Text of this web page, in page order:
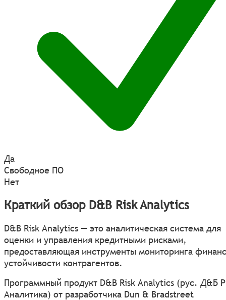
Да
Свободное ПО
Нет
Краткий обзор D&B Risk Analytics
D&B Risk Analytics — это аналитическая система для
оценки и управления кредитными рисками,
предоставляющая инструменты мониторинга
устойчивости контрагентов.
Программный продукт D&B Risk Analytics (рус. Д&Б
Аналитика) от разработчика Dun & Bradstreet